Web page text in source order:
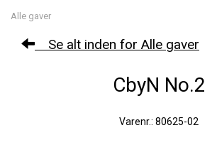
Alle gaver
Se alt inden for Alle gaver
CbyN No.2
Varenr.: 80625-02